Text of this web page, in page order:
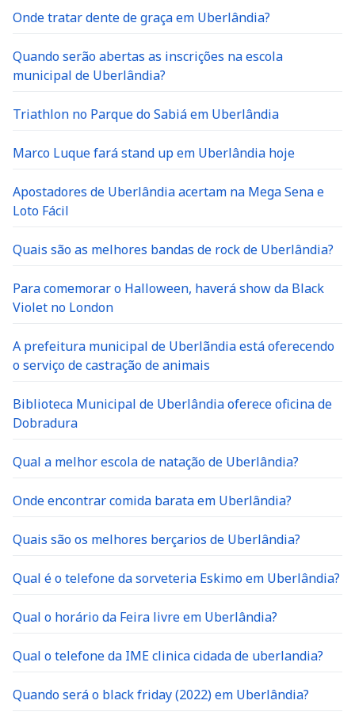
Onde tratar dente de graça em Uberlândia?
Quando serão abertas as inscrições na escola
municipal de Uberlândia?
Triathlon no Parque do Sabiá em Uberlândia
Marco Luque fará stand up em Uberlândia hoje
Apostadores de Uberlândia acertam na Mega Sena e
Loto Fácil
Quais são as melhores bandas de rock de Uberlândia?
Para comemorar o Halloween, haverá show da Black
Violet no London
A prefeitura municipal de Uberlãndia está oferecendo
o serviço de castração de animais
Biblioteca Municipal de Uberlândia oferece oficina de
Dobradura
Qual a melhor escola de natação de Uberlândia?
Onde encontrar comida barata em Uberlândia?
Quais são os melhores berçarios de Uberlândia?
Qual é o telefone da sorveteria Eskimo em Uberlândia?
Qual o horário da Feira livre em Uberlândia?
Qual o telefone da IME clinica cidada de uberlandia?
Quando será o black friday (2022) em Uberlândia?